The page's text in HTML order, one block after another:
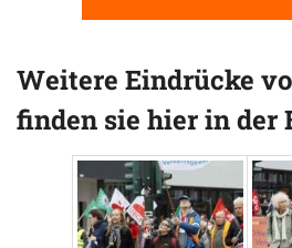
Weitere Eindrücke
finden sie hier in der